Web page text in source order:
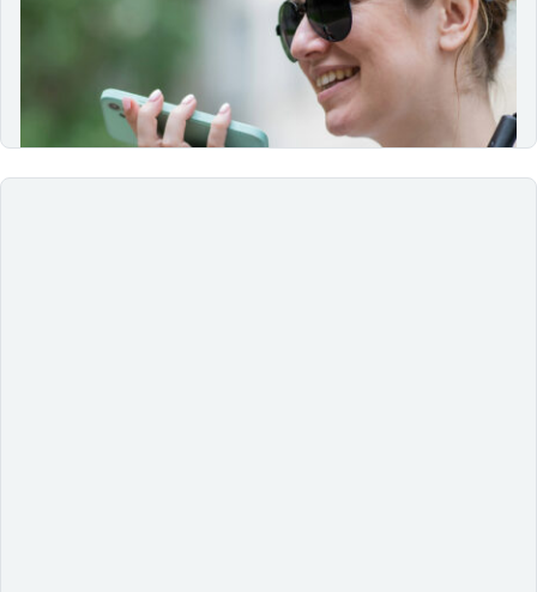
Explore a complexidade do tato e seu papel na
psicofísica, bem como as inovações tecnológicas que
ampliam a acessibilidade para pessoas com deficiências
visuais.